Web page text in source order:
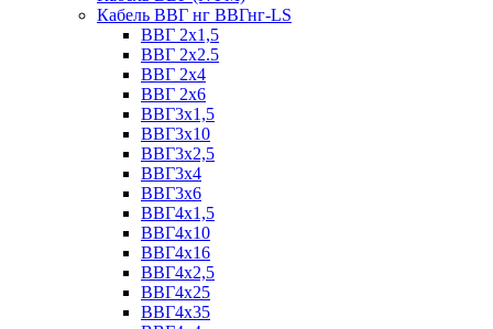
Кабель ВВГ нг ВВГнг-LS
ВВГ 2х1,5
ВВГ 2х2.5
ВВГ 2х4
ВВГ 2х6
ВВГ3х1,5
ВВГ3х10
ВВГ3х2,5
ВВГ3х4
ВВГ3х6
ВВГ4х1,5
ВВГ4х10
ВВГ4х16
ВВГ4х2,5
ВВГ4х25
ВВГ4х35